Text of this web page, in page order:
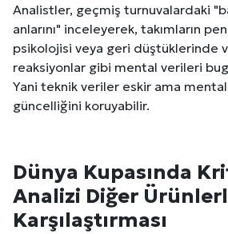
Analistler, geçmiş turnuvalardaki
anlarını" inceleyerek, takımların
psikolojisi veya geri düştüklerinde
reaksiyonlar gibi mental verileri
Yani teknik veriler eskir ama
güncelliğini koruyabilir.
Dünya Kupasında
Analizi Diğer
Karşılaştırması